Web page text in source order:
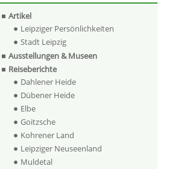
Artikel
Leipziger Persönlichkeiten
Stadt Leipzig
Ausstellungen & Museen
Reiseberichte
Dahlener Heide
Dübener Heide
Elbe
Goitzsche
Kohrener Land
Leipziger Neuseenland
Muldetal